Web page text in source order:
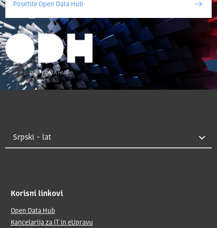
Posetite Open Data Hub
Korisni linkovi
Open Data Hub
Kancelarija za IT in eUpravu